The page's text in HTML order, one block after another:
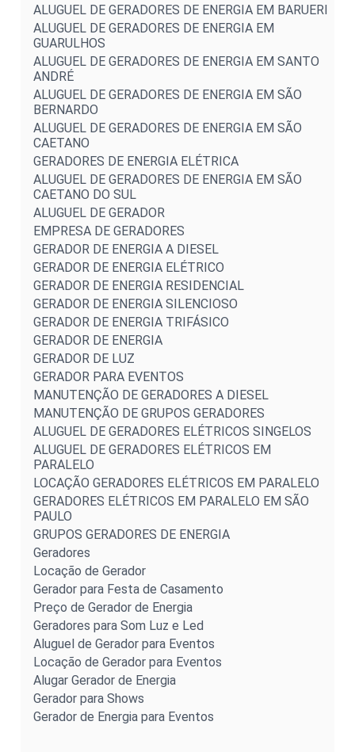
ALUGUEL DE GERADORES DE ENERGIA EM BARUERI
ALUGUEL DE GERADORES DE ENERGIA EM
GUARULHOS
ALUGUEL DE GERADORES DE ENERGIA EM SANTO
ANDRÉ
ALUGUEL DE GERADORES DE ENERGIA EM SÃO
BERNARDO
ALUGUEL DE GERADORES DE ENERGIA EM SÃO
CAETANO
GERADORES DE ENERGIA ELÉTRICA
ALUGUEL DE GERADORES DE ENERGIA EM SÃO
CAETANO DO SUL
ALUGUEL DE GERADOR
EMPRESA DE GERADORES
GERADOR DE ENERGIA A DIESEL
GERADOR DE ENERGIA ELÉTRICO
GERADOR DE ENERGIA RESIDENCIAL
GERADOR DE ENERGIA SILENCIOSO
GERADOR DE ENERGIA TRIFÁSICO
GERADOR DE ENERGIA
GERADOR DE LUZ
GERADOR PARA EVENTOS
MANUTENÇÃO DE GERADORES A DIESEL
MANUTENÇÃO DE GRUPOS GERADORES
ALUGUEL DE GERADORES ELÉTRICOS SINGELOS
ALUGUEL DE GERADORES ELÉTRICOS EM
PARALELO
LOCAÇÃO GERADORES ELÉTRICOS EM PARALELO
GERADORES ELÉTRICOS EM PARALELO EM SÃO
PAULO
GRUPOS GERADORES DE ENERGIA
Geradores
Locação de Gerador
Gerador para Festa de Casamento
Preço de Gerador de Energia
Geradores para Som Luz e Led
Aluguel de Gerador para Eventos
Locação de Gerador para Eventos
Alugar Gerador de Energia
Gerador para Shows
Gerador de Energia para Eventos